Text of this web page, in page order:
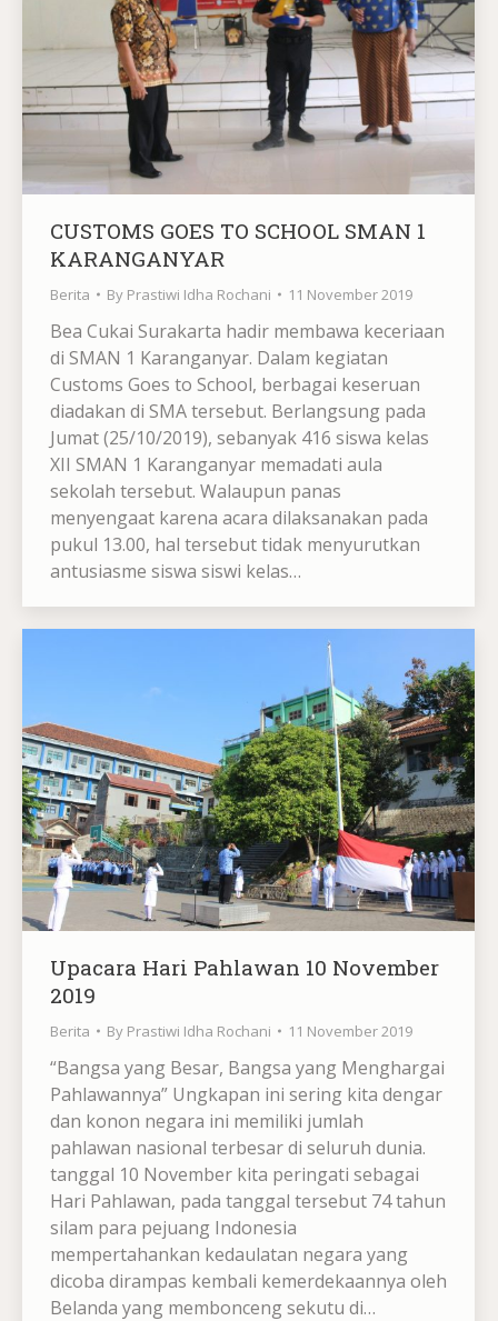
CUSTOMS GOES TO SCHOOL SMAN 1
KARANGANYAR
Berita By Prastiwi Idha Rochani 11 November 2019
Bea Cukai Surakarta hadir membawa keceriaan
di SMAN 1 Karanganyar. Dalam kegiatan
Customs Goes to School, berbagai keseruan
diadakan di SMA tersebut. Berlangsung pada
Jumat (25/10/2019), sebanyak 416 siswa kelas
XII SMAN 1 Karanganyar memadati aula
sekolah tersebut. Walaupun panas
menyengaat karena acara dilaksanakan pada
pukul 13.00, hal tersebut tidak menyurutkan
antusiasme siswa siswi kelas…
Upacara Hari Pahlawan 10 November
2019
Berita By Prastiwi Idha Rochani 11 November 2019
“Bangsa yang Besar, Bangsa yang Menghargai
Pahlawannya” Ungkapan ini sering kita dengar
dan konon negara ini memiliki jumlah
pahlawan nasional terbesar di seluruh dunia.
tanggal 10 November kita peringati sebagai
Hari Pahlawan, pada tanggal tersebut 74 tahun
silam para pejuang Indonesia
mempertahankan kedaulatan negara yang
dicoba dirampas kembali kemerdekaannya oleh
Belanda yang membonceng sekutu di…